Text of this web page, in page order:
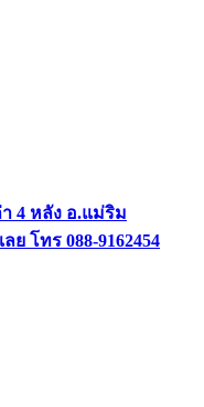
4 หลัง อ.แม่ริม
โทร 088-9162454